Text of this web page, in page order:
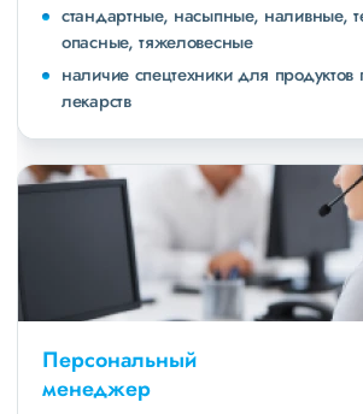
стандартные, насыпные, наливные,
опасные, тяжеловесные
наличие спецтехники для продуктов
лекарств
Персональный
менеджер